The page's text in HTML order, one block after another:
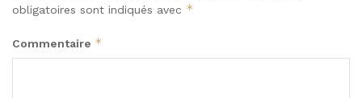
obligatoires sont indiqués avec *
Commentaire *